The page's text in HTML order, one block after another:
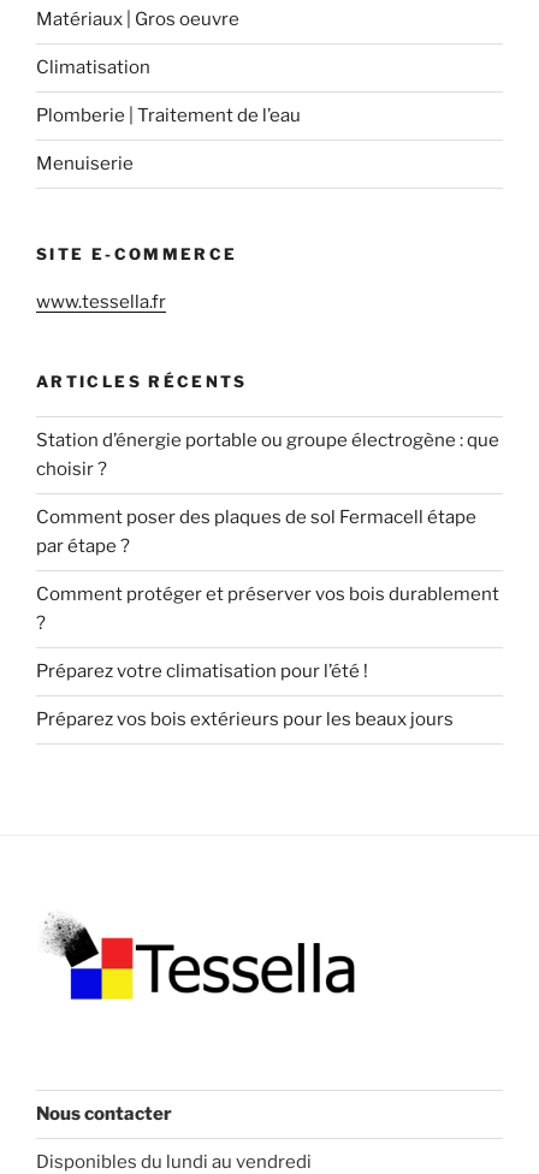
Matériaux | Gros oeuvre
Climatisation
Plomberie | Traitement de l’eau
Menuiserie
SITE E-COMMERCE
www.tessella.fr
ARTICLES RÉCENTS
Station d’énergie portable ou groupe électrogène : que
choisir ?
Comment poser des plaques de sol Fermacell étape
par étape ?
Comment protéger et préserver vos bois durablement
?
Préparez votre climatisation pour l’été !
Préparez vos bois extérieurs pour les beaux jours
Nous contacter
Disponibles du lundi au vendredi